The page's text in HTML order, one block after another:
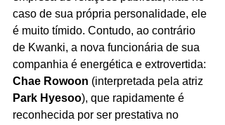
caso de sua própria personalidade, ele
é muito tímido. Contudo, ao contrário
de Kwanki, a nova funcionária de sua
companhia é energética e extrovertida:
Chae Rowoon (interpretada pela atriz
Park Hyesoo), que rapidamente é
reconhecida por ser prestativa no